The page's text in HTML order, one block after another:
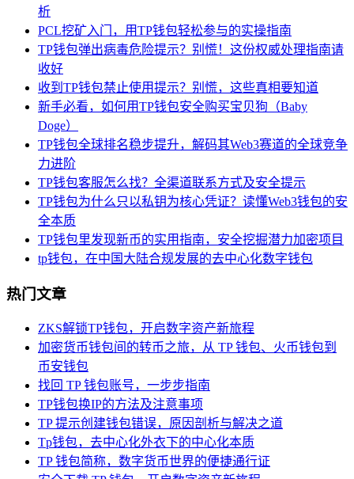
析
PCL挖矿入门，用TP钱包轻松参与的实操指南
TP钱包弹出病毒危险提示？别慌！这份权威处理指南请
收好
收到TP钱包禁止使用提示？别慌，这些真相要知道
新手必看，如何用TP钱包安全购买宝贝狗（Baby
Doge）
TP钱包全球排名稳步提升，解码其Web3赛道的全球竞争
力进阶
TP钱包客服怎么找？全渠道联系方式及安全提示
TP钱包为什么只以私钥为核心凭证？读懂Web3钱包的安
全本质
TP钱包里发现新币的实用指南，安全挖掘潜力加密项目
tp钱包，在中国大陆合规发展的去中心化数字钱包
热门文章
ZKS解锁TP钱包，开启数字资产新旅程
加密货币钱包间的转币之旅，从 TP 钱包、火币钱包到
币安钱包
找回 TP 钱包账号，一步步指南
TP钱包换IP的方法及注意事项
TP 提示创建钱包错误，原因剖析与解决之道
Tp钱包，去中心化外衣下的中心化本质
TP 钱包简称，数字货币世界的便捷通行证